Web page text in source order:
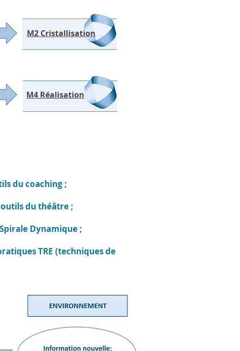
M2 Cristallisation
M4 Réalisation
du coaching ;
du théâtre ;
Dynamique ;
TRE (techniques de